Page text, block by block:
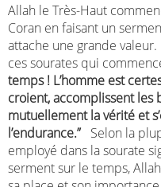
Allah le Très-Haut
Coran en faisant un
attache une grande valeur.
ces sourates qui
temps ! L’homme est
croient, accomplissent les
mutuellement la vérité et
l’endurance.” Selon la
employé dans la sourate
serment sur le temps,